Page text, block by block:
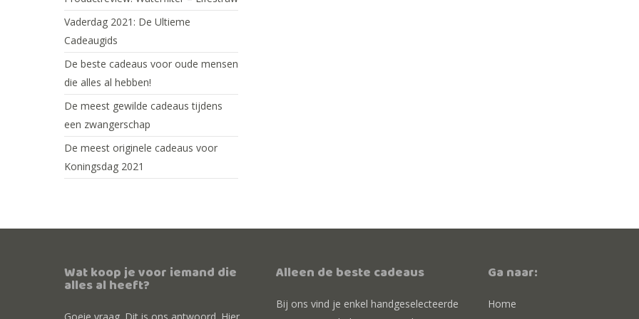
Vaderdag 2021: De Ultieme
Cadeaugids
De beste cadeaus voor oude mensen
die alles al hebben!
De meest gewilde cadeaus tijdens
een zwangerschap
De meest originele cadeaus voor
Koningsdag 2021
Wat koop je voor iemand die
alles al heeft?
Alleen de beste cadeaus
Bij ons vind je enkel handgeselecteerde
Ga naar:
Home